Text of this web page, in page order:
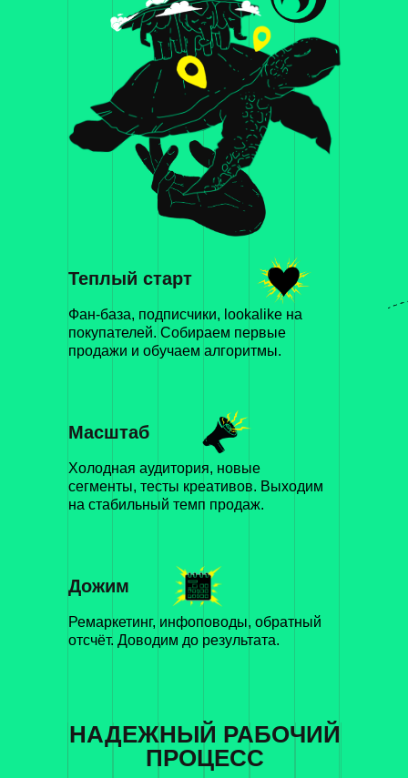
Фан-база, подписчики, lookalike на
покупателей. Собираем первые
продажи и обучаем алгоритмы.
Теплый старт
Холодная аудитория, новые
сегменты, тесты креативов. Выходим
на стабильный темп продаж.
Масштаб
Ремаркетинг, инфоповоды, обратный
отсчёт. Доводим до результата.
Дожим
НАДЕЖНЫЙ РАБОЧИЙ
ПРОЦЕСС